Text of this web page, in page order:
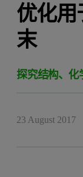
优化用
末
探究结构、化
23 August 2017